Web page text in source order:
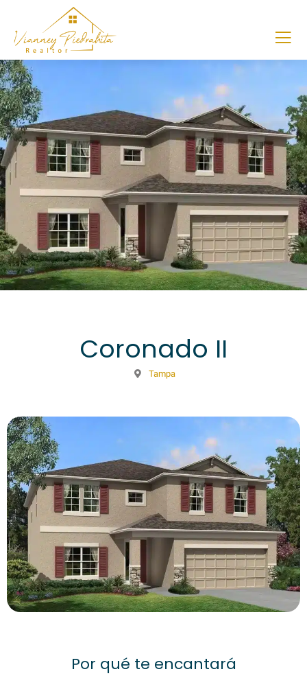
Coronado II
Tampa
Por qué te encantará